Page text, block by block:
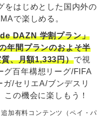
をはじめとした国内外の
で楽しめる。
DAZN 学割プラン」
年間プランのおよそ半
、月額1,333円）で視
グ百年構想リーグ/FIFA
/セリエA/ブンデスリ
の機会に楽しもう！
加有料コンテンツ（ペイ・パ